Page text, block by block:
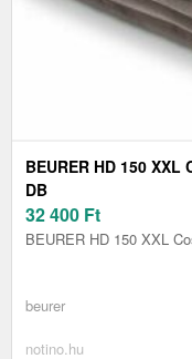
BEURER HD 150 XXL
DB
32 400 Ft
BEURER HD 150 XXL
beurer
notino.hu